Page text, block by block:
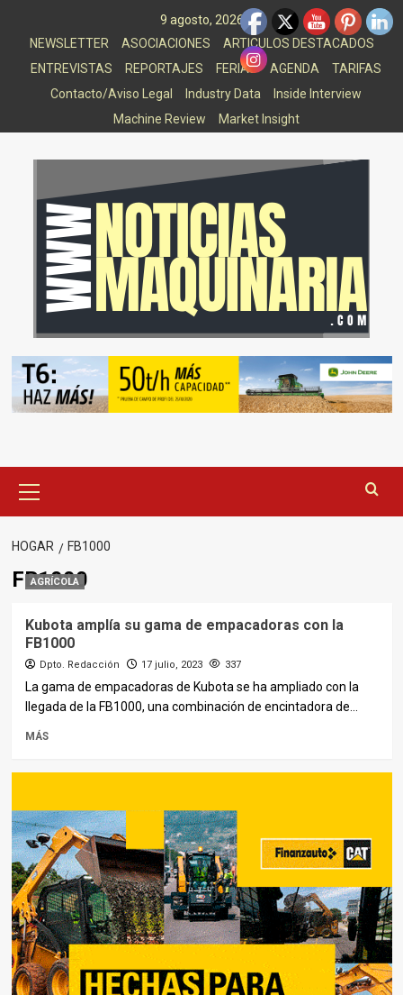
9 agosto, 2026
NEWSLETTER
ASOCIACIONES
ARTICULOS DESTACADOS
ENTREVISTAS
REPORTAJES FERIAS AGENDA
TARIFAS
Contacto/Aviso Legal
Industry Data
Inside Interview
Machine Review
Market Insight
principal
HOGAR FB1000
FB1000
AGRÍCOLA
Kubota amplía su gama de empacadoras con la
FB1000
Dpto. Redacción 17 julio, 2023 337
La gama de empacadoras de Kubota se ha ampliado con la
llegada de la FB1000, una combinación de encintadora de...
MÁS